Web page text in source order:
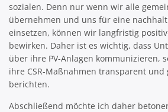
sozialen. Denn nur wenn wir alle
übernehmen und uns für eine
einsetzen, können wir langfristig
bewirken. Daher ist es wichtig, dass
über ihre PV-Anlagen kommunizieren,
ihre CSR-Maßnahmen transparent
berichten.
Abschließend möchte ich daher